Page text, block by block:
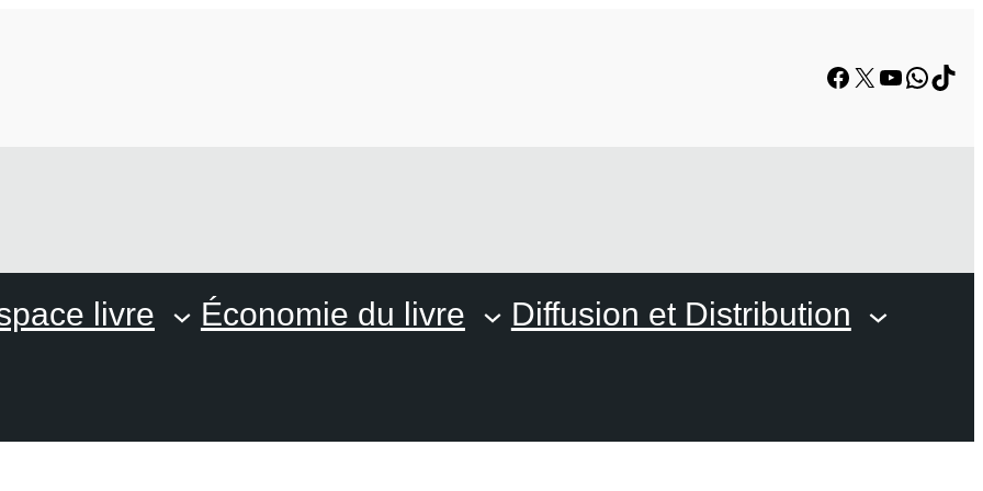
Facebook
X YouTube
livre Économie du livre Diffusion et Distribution